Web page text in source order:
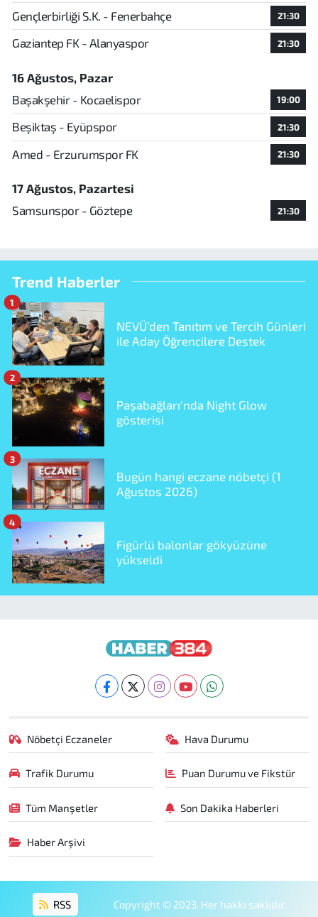
Gençlerbirliği S.K. - Fenerbahçe 21:30
Gaziantep FK - Alanyaspor 21:30
16 Ağustos, Pazar
Başakşehir - Kocaelispor
19:00
Beşiktaş - Eyüpspor 21:30
Amed - Erzurumspor FK 21:30
17 Ağustos, Pazartesi
Samsunspor - Göztepe
21:30
Trend Haberler
NEVÜ’den Tanıtım ve Tercih Günleri
ile Aday Öğrencilere Destek
1
Paşabağları'nda Night Glow
gösterisi
2
Bugün hangi eczane nöbetçi (1
Ağustos 2026)
3
Figürlü balonlar gökyüzüne
yükseldi
4
Nöbetçi Eczaneler Hava Durumu
Trafik Durumu Puan Durumu ve Fikstür
Tüm Manşetler Son Dakika Haberleri
Haber Arşivi
RSS Copyright © 2023. Her hakkı saklıdır.